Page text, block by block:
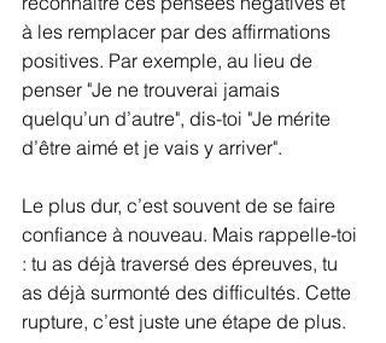
à les remplacer par des affirmations
positives. Par exemple, au lieu de
penser "Je ne trouverai jamais
quelqu’un d’autre", dis-toi "Je mérite
d’être aimé et je vais y arriver".
Le plus dur, c’est souvent de se faire
confiance à nouveau. Mais rappelle-toi
: tu as déjà traversé des épreuves, tu
as déjà surmonté des difficultés. Cette
rupture, c’est juste une étape de plus.